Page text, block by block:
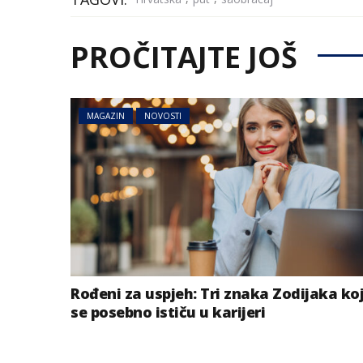
PROČITAJTE JOŠ
MAGAZIN NOVOSTI
Rođeni za uspjeh: Tri znaka Zodijaka
se posebno ističu u karijeri
MAGAZIN
Izabrana
život i
godini